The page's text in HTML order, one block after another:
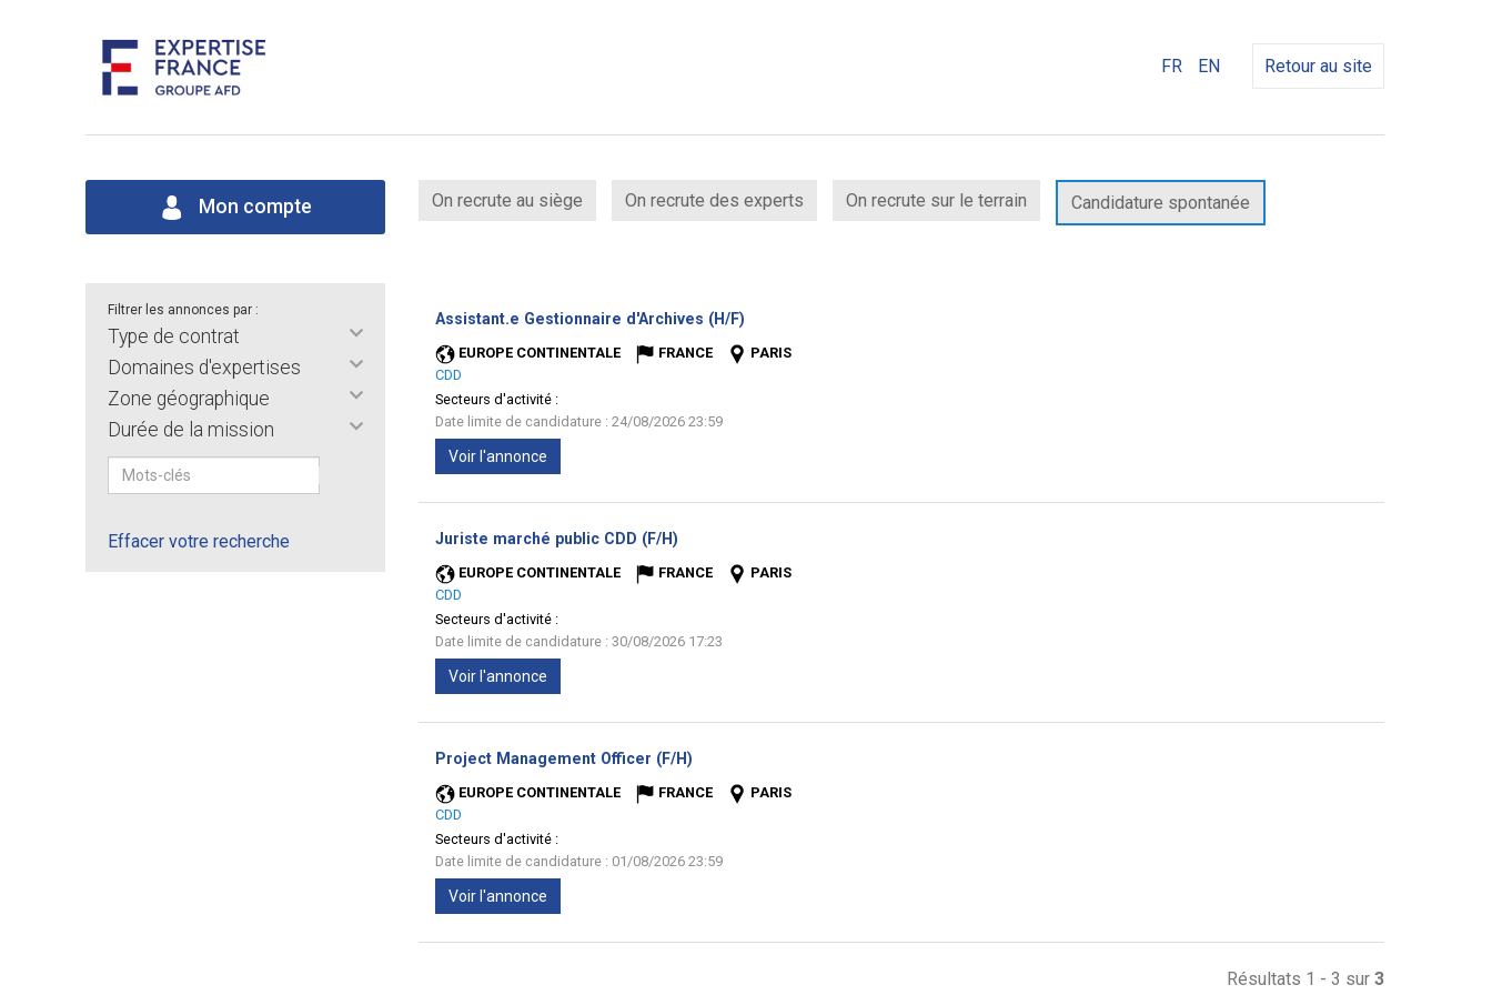
FR EN Retour au site
Mon compte On recrute au siège On recrute des experts On recrute sur le terrain Candidature spontanée
Filtrer les annonces par :
Type de contrat
Domaines d'expertises
Zone géographique
Durée de la mission
Effacer votre recherche
Assistant.e Gestionnaire d'Archives (H/F)
EUROPE CONTINENTALE FRANCE
PARIS
CDD
Secteurs d'activité :
Date limite de candidature : 24/08/2026 23:59
Voir l'annonce
Juriste marché public CDD (F/H)
EUROPE CONTINENTALE FRANCE
PARIS
CDD
Secteurs d'activité :
Date limite de candidature : 30/08/2026 17:23
Voir l'annonce
Project Management Officer (F/H)
EUROPE CONTINENTALE FRANCE
PARIS
CDD
Secteurs d'activité :
Date limite de candidature : 01/08/2026 23:59
Voir l'annonce
Résultats 1 - 3 sur 3